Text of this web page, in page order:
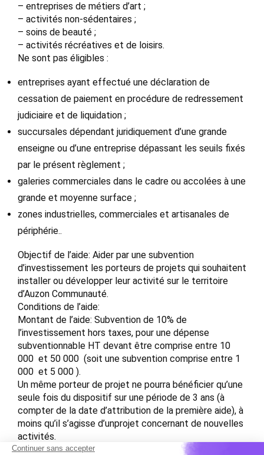
– entreprises de métiers d’art ;
– activités non-sédentaires ;
– soins de beauté ;
– activités récréatives et de loisirs.
Ne sont pas éligibles :
entreprises ayant effectué une déclaration de
cessation de paiement en procédure de redressement
judiciaire et de liquidation ;
succursales dépendant juridiquement d’une grande
enseigne ou d’une entreprise dépassant les seuils fixés
par le présent règlement ;
galeries commerciales dans le cadre ou accolées à une
grande et moyenne surface ;
zones industrielles, commerciales et artisanales de
périphérie..
Objectif de l’aide: Aider par une subvention
d’investissement les porteurs de projets qui souhaitent
installer ou développer leur activité sur le territoire
d’Auzon Communauté.
Conditions de l’aide:
Montant de l’aide: Subvention de 10% de
l’investissement hors taxes, pour une dépense
subventionnable HT devant être comprise entre 10
000  et 50 000  (soit une subvention comprise entre 1
000  et 5 000 ).
Un même porteur de projet ne pourra bénéficier qu’une
seule fois du dispositif sur une période de 3 ans (à
compter de la date d’attribution de la première aide), à
moins qu’il s’agisse d’unprojet concernant de nouvelles
activités.
Ce dispositif peut être cumulé avec d’autres aides